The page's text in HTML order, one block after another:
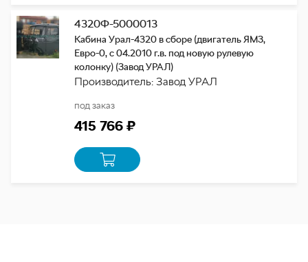
4320Ф-5000013
Кабина Урал-4320 в сборе (двигатель ЯМЗ,
Евро-0, с 04.2010 г.в. под новую рулевую
колонку) (Завод УРАЛ)
Производитель: Завод УРАЛ
под заказ
415 766 ₽